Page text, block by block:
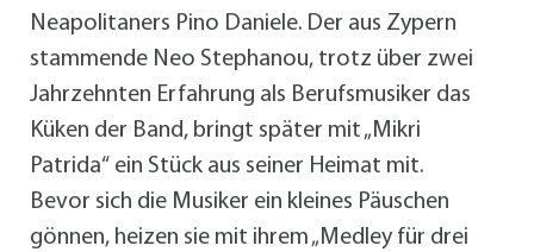
Neapolitaners Pino Daniele. Der aus Zypern
stammende Neo Stephanou, trotz über zwei
Jahrzehnten Erfahrung als Berufsmusiker das
Küken der Band, bringt später mit „Mikri
Patrida“ ein Stück aus seiner Heimat mit.
Bevor sich die Musiker ein kleines Päuschen
gönnen, heizen sie mit ihrem „Medley für drei